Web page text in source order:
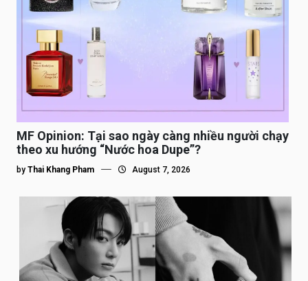
MF Opinion: Tại sao ngày càng nhiều người chạy
theo xu hướng “Nước hoa Dupe”?
by Thai Khang Pham August 7, 2026